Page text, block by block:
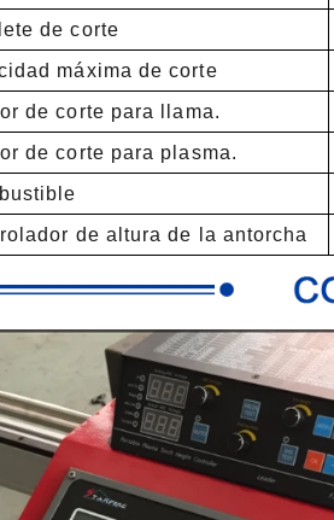
de corte
máxima de corte
de corte para llama.
de corte para plasma.
de altura de la antorcha